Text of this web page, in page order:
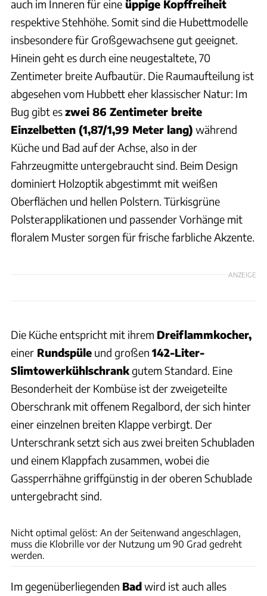
auch im Inneren für eine üppige Kopffreiheit
respektive Stehhöhe. Somit sind die Hubettmodelle
insbesondere für Großgewachsene gut geeignet.
Hinein geht es durch eine neugestaltete, 70
Zentimeter breite Aufbautür. Die Raumaufteilung ist
abgesehen vom Hubbett eher klassischer Natur: Im
Bug gibt eszwei 86 Zentimeter breite
Einzelbetten (1,87/1,99 Meter lang) während
Küche und Bad auf der Achse, also in der
Fahrzeugmitte untergebraucht sind. Beim Design
dominiert Holzoptik abgestimmt mit weißen
Oberflächen und hellen Polstern. Türkisgrüne
Polsterapplikationen und passender Vorhänge mit
floralem Muster sorgen für frische farbliche Akzente.
ANZEIGE
Die Küche entspricht mit ihrem Dreiflammkocher,
einer Rundspüle und großen 142-Liter-
Slimtowerkühlschrankgutem Standard. Eine
Besonderheit der Kombüse ist der zweigeteilte
Oberschrank mit offenem Regalbord, der sich hinter
einer einzelnen breiten Klappe verbirgt. Der
Unterschrank setzt sich aus zwei breiten Schubladen
und einem Klappfach zusammen, wobei die
Gassperrhähne griffgünstig in der oberen Schublade
untergebracht sind.
Nicht optimal gelöst: An der Seitenwand angeschlagen,
muss die Klobrille vor der Nutzung um 90 Grad gedreht
werden.
Im gegenüberliegenden Badwird ist auch alles